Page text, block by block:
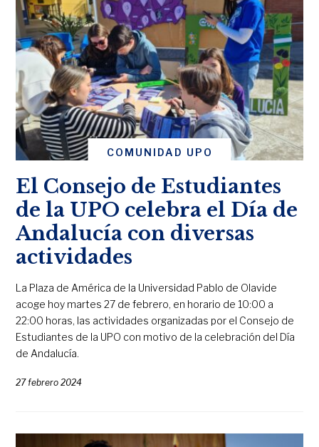
COMUNIDAD UPO
El Consejo de Estudiantes
de la UPO celebra el Día de
Andalucía con diversas
actividades
La Plaza de América de la Universidad Pablo de Olavide
acoge hoy martes 27 de febrero, en horario de 10:00 a
22:00 horas, las actividades organizadas por el Consejo de
Estudiantes de la UPO con motivo de la celebración del Día
de Andalucía.
27 febrero 2024